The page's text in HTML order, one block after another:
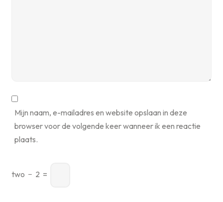
Mijn naam, e-mailadres en website opslaan in deze
browser voor de volgende keer wanneer ik een reactie
plaats.
two − 2 =